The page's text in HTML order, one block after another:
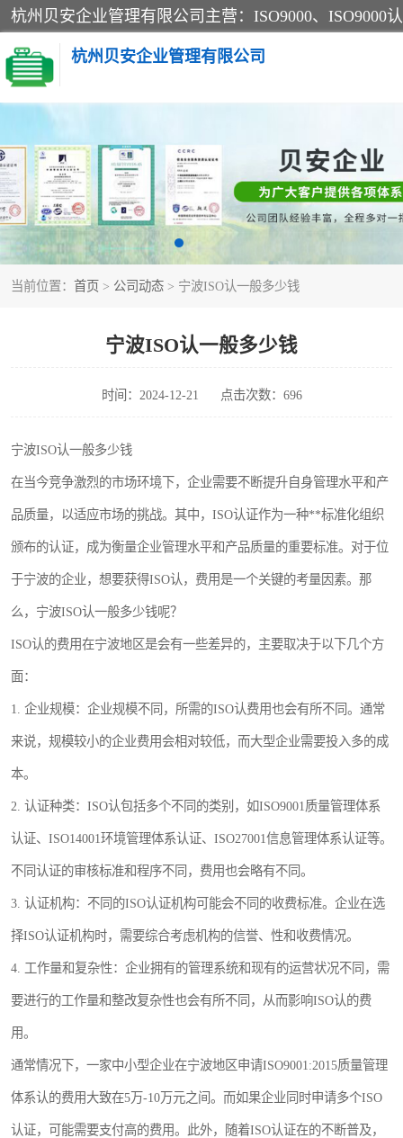
杭州贝安企业管理有限公司
当前位置： 首页 > 公司动态 > 宁波ISO认一般多少钱
宁波ISO认一般多少钱
时间：2024-12-21 点击次数：696
宁波ISO认一般多少钱
在当今竞争激烈的市场环境下，企业需要不断提升自身管理水平和产
品质量，以适应市场的挑战。其中，ISO认证作为一种**标准化组织
颁布的认证，成为衡量企业管理水平和产品质量的重要标准。对于位
于宁波的企业，想要获得ISO认，费用是一个关键的考量因素。那
么，宁波ISO认一般多少钱呢？
ISO认的费用在宁波地区是会有一些差异的，主要取决于以下几个方
面：
1. 企业规模：企业规模不同，所需的ISO认费用也会有所不同。通常
来说，规模较小的企业费用会相对较低，而大型企业需要投入多的成
本。
2. 认证种类：ISO认包括多个不同的类别，如ISO9001质量管理体系
认证、ISO14001环境管理体系认证、ISO27001信息管理体系认证等。
不同认证的审核标准和程序不同，费用也会略有不同。
3. 认证机构：不同的ISO认证机构可能会不同的收费标准。企业在选
择ISO认证机构时，需要综合考虑机构的信誉、性和收费情况。
4. 工作量和复杂性：企业拥有的管理系统和现有的运营状况不同，需
要进行的工作量和整改复杂性也会有所不同，从而影响ISO认的费
用。
通常情况下，一家中小型企业在宁波地区申请ISO9001:2015质量管理
体系认的费用大致在5万-10万元之间。而如果企业同时申请多个ISO
认证，可能需要支付高的费用。此外，随着ISO认证在的不断普及，
CE认证
SA认证
OHSAS18001认证
45001认证